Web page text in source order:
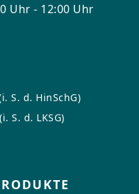
Uhr - 12:00 Uhr
S. d. HinSchG)
S. d. LKSG)